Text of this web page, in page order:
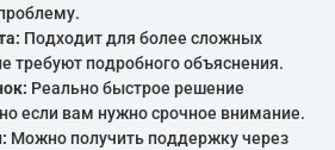
Подходит для более сложных
требуют подробного объяснения.
Реально быстрое решение
если вам нужно срочное внимание.
Можно получить поддержку через